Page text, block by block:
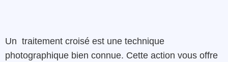
Un traitement croisé est une technique
photographique bien connue. Cette action vous offre